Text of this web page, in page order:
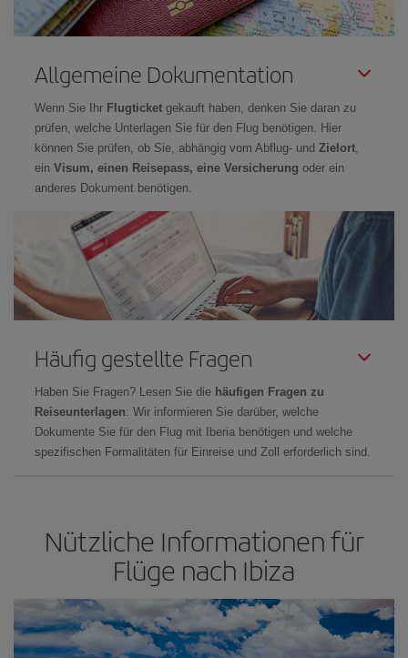
Allgemeine Dokumentation
Wenn Sie Ihr Flugticket gekauft haben, denken Sie daran zu
prüfen, welche Unterlagen Sie für den Flug benötigen. Hier
können Sie prüfen, ob Sie, abhängig vom Abflug- und Zielort,
ein Visum, einen Reisepass, eine Versicherung oder ein
anderes Dokument benötigen.
Häufig gestellte Fragen
Haben Sie Fragen? Lesen Sie die häufigen Fragen zu
Reiseunterlagen: Wir informieren Sie darüber, welche
Dokumente Sie für den Flug mit Iberia benötigen und welche
spezifischen Formalitäten für Einreise und Zoll erforderlich sind.
Nützliche Informationen für
Flüge nach Ibiza